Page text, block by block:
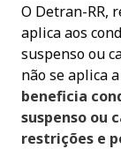
O Detran-RR,
aplica aos
suspenso ou
não se aplica
beneficia
suspenso ou
restrições e